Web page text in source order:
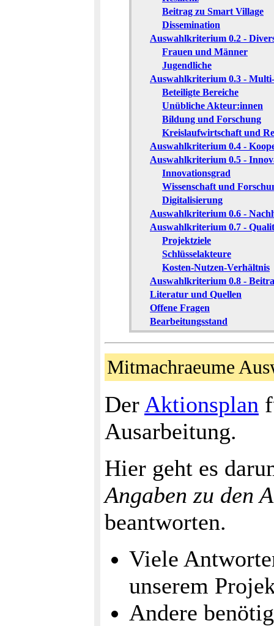
Beitrag zu Smart Village
Dissemination
Auswahlkriterium 0.2 -
Frauen und Männer
Jugendliche
Auswahlkriterium 0.3 -
Beteiligte Bereiche
Unübliche Akteur:innen
Bildung und Forschung
Kreislaufwirtschaft und
Auswahlkriterium 0.4 -
Auswahlkriterium 0.5 -
Innovationsgrad
Wissenschaft und
Digitalisierung
Auswahlkriterium 0.6 -
Auswahlkriterium 0.7 -
Projektziele
Schlüsselakteure
Kosten-Nutzen-Verhältnis
Auswahlkriterium 0.8 -
Literatur und Quellen
Offene Fragen
Bearbeitungsstand
Mitmachraeume
Der Aktionsplan
Ausarbeitung.
Hier geht es
Angaben zu den
beantworten.
Viele
unserem
Andere